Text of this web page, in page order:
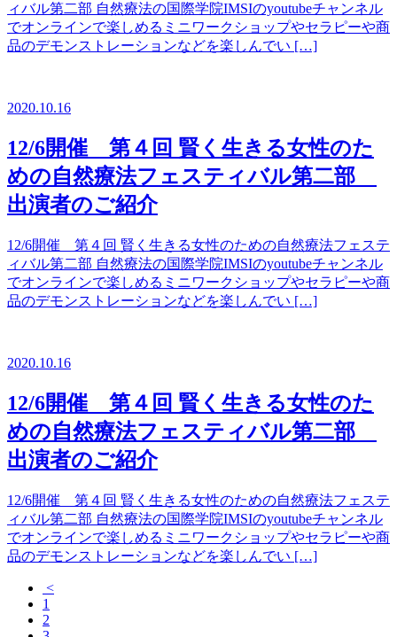
ィバル第二部 自然療法の国際学院IMSIのyoutubeチャンネル
でオンラインで楽しめるミニワークショップやセラピーや商
品のデモンストレーションなどを楽しんでい […]
2020.10.16
12/6開催 第４回 賢く生きる女性のた
めの自然療法フェスティバル第二部
出演者のご紹介
12/6開催 第４回 賢く生きる女性のための自然療法フェステ
ィバル第二部 自然療法の国際学院IMSIのyoutubeチャンネル
でオンラインで楽しめるミニワークショップやセラピーや商
品のデモンストレーションなどを楽しんでい […]
2020.10.16
12/6開催 第４回 賢く生きる女性のた
めの自然療法フェスティバル第二部
出演者のご紹介
12/6開催 第４回 賢く生きる女性のための自然療法フェステ
ィバル第二部 自然療法の国際学院IMSIのyoutubeチャンネル
でオンラインで楽しめるミニワークショップやセラピーや商
品のデモンストレーションなどを楽しんでい […]
<
1
2